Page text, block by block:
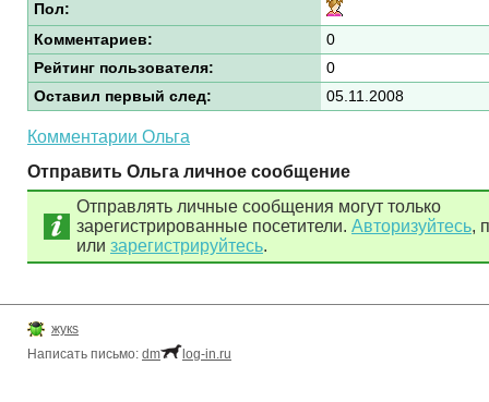
Пол:
Комментариев:
0
Рейтинг пользователя:
0
Оставил первый след:
05.11.2008
Комментарии Ольга
Отправить Ольга личное сообщение
Отправлять личные сообщения могут только
зарегистрированные посетители. Авторизуйтесь,
или зарегистрируйтесь.
жукs
Написать письмо: dm log-in.ru